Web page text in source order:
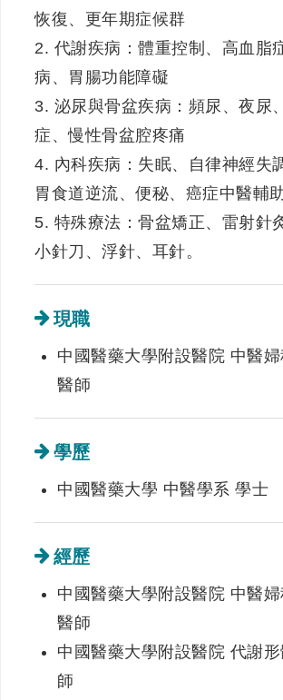
恢復、更年期症候群
2. 代謝疾病：體重控制、高血脂
病、胃腸功能障礙
3. 泌尿與骨盆疾病：頻尿、夜尿
症、慢性骨盆腔疼痛
4. 內科疾病：失眠、自律神經失
胃食道逆流、便秘、癌症中醫輔
5. 特殊療法：骨盆矯正、雷射針
小針刀、浮針、耳針。
現職
中國醫藥大學附設醫院 中醫
醫師
學歷
中國醫藥大學 中醫學系 學士
經歷
中國醫藥大學附設醫院 中醫
醫師
中國醫藥大學附設醫院 代謝
師